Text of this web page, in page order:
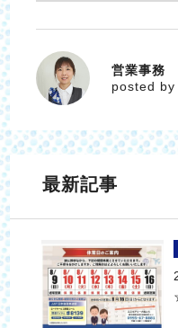
しもひらくま
営業事務
posted by
最新記事